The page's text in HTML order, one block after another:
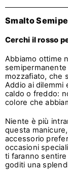
Smalto
Cerchi il rosso
Abbiamo ottime
semipermanente
mozzafiato, che
Addio ai dilemmi
caldo o freddo:
colore che
Niente è più
questa
accessorio
occasioni
ti faranno
goditi una